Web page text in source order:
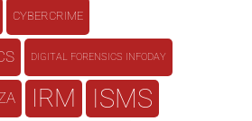
CYBERCRIME
DIGITAL FORENSICS INFODAY
IRM ISMS